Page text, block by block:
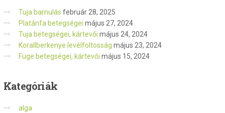
Tuja barnulás február 28, 2025
Platánfa betegségei május 27, 2024
Tuja betegségei, kártevői május 24, 2024
Korallberkenye levélfoltosság május 23, 2024
Füge betegségei, kártevői május 15, 2024
Kategóriák
alga